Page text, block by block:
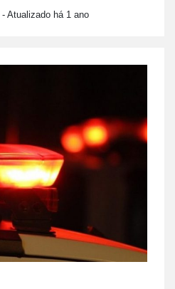
- Atualizado há 1 ano